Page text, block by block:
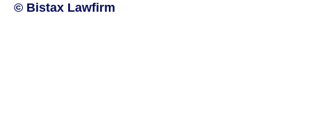
© Bistax Lawfirm